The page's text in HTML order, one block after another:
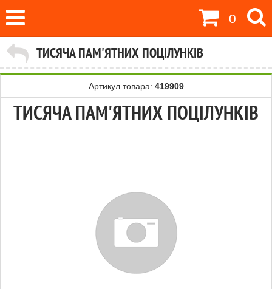
Артикул товара: 419909
ТИСЯЧА ПАМ'ЯТНИХ ПОЦІЛУНКІВ
0
ТИСЯЧА ПАМ'ЯТНИХ ПОЦІЛУНКІВ